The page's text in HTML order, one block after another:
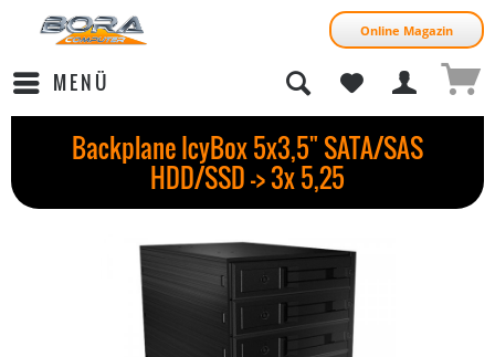
Online Magazin
MENÜ
Backplane IcyBox 5x3,5" SATA/SAS
HDD/SSD -> 3x 5,25